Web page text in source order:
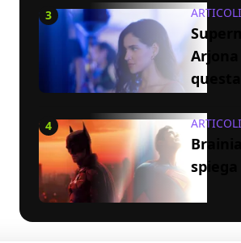
3 ARTICOLI
Arjona
4 ARTICOLI